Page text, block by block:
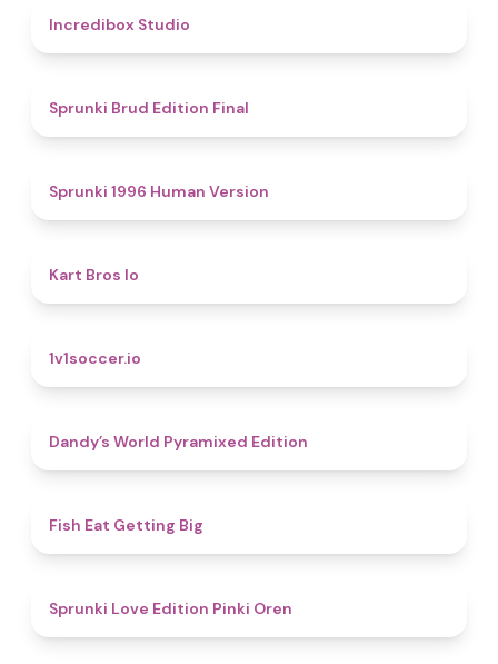
Incredibox Studio
Sprunki Brud Edition Final
Sprunki 1996 Human Version
Kart Bros Io
1v1soccer.io
Dandy’s World Pyramixed Edition
Fish Eat Getting Big
Sprunki Love Edition Pinki Oren